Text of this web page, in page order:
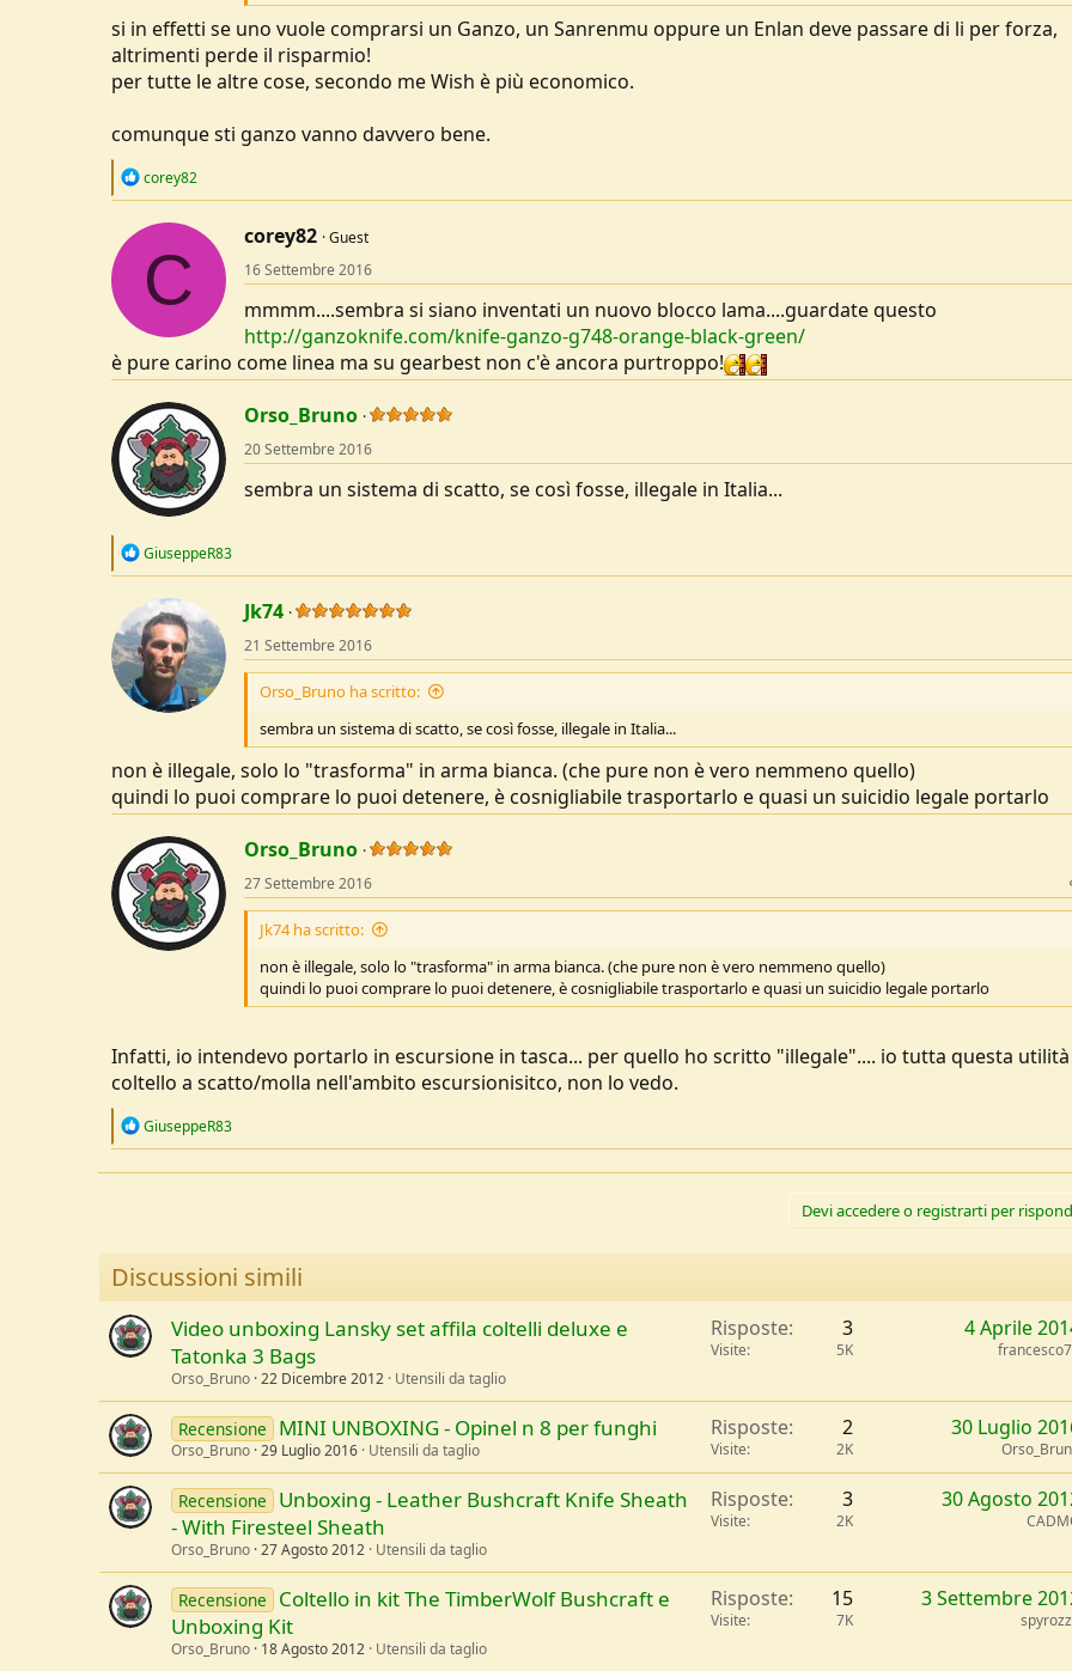
si in effetti se uno vuole comprarsi un Ganzo, un Sanrenmu oppure un Enlan deve passare di li per forza,
altrimenti perde il risparmio!
per tutte le altre cose, secondo me Wish è più economico.
comunque sti ganzo vanno davvero bene.
R
c
o
s
corey82
C
corey82 Guest
16 Settembre 2016
mmmm....sembra si siano inventati un nuovo blocco lama....guardate questo
http://ganzoknife.com/knife-ganzo-g748-orange-black-green/
è pure carino come linea ma su gearbest non c'è ancora purtroppo!
Orso_Bruno
20 Settembre 2016
sembra un sistema di scatto, se così fosse, illegale in Italia...
R
c
t
i
o
s
GiuseppeR83
Jk74
21 Settembre 2016
Orso_Bruno ha scritto:
sembra un sistema di scatto, se così fosse, illegale in Italia...
non è illegale, solo lo "trasforma" in arma bianca. (che pure non è vero nemmeno quello)
quindi lo puoi comprare lo puoi detenere, è cosnigliabile trasportarlo e quasi un suicidio legale portarlo
Orso_Bruno
27 Settembre 2016
Jk74 ha scritto:
non è illegale, solo lo "trasforma" in arma bianca. (che pure non è vero nemmeno quello)
quindi lo puoi comprare lo puoi detenere, è cosnigliabile trasportarlo e quasi un suicidio legale portarlo
Infatti, io intendevo portarlo in escursione in tasca... per quello ho scritto "illegale".... io tutta questa
coltello a scatto/molla nell'ambito escursionisitco, non lo vedo.
R
s
GiuseppeR83
Devi accedere o registrarti per
Discussioni simili
Video unboxing Lansky set affila coltelli deluxe e
Tatonka 3 Bags
Orso_Bruno 22 Dicembre 2012 Utensili da taglio
Risposte 3
Visite 5K
4 Aprile
Recensione MINI UNBOXING - Opinel n 8 per funghi
Orso_Bruno 29 Luglio 2016 Utensili da taglio
Risposte 2
Visite 2K
30 Luglio
Recensione
Unboxing - Leather Bushcraft Knife Sheath
- With Firesteel Sheath
Orso_Bruno 27 Agosto 2012 Utensili da taglio
Risposte 3
Visite 2K
30 Agosto
Recensione
Coltello in kit The TimberWolf Bushcraft e
Unboxing Kit
Orso_Bruno 18 Agosto 2012 Utensili da taglio
Risposte 15
Visite 7K
3 Settembre